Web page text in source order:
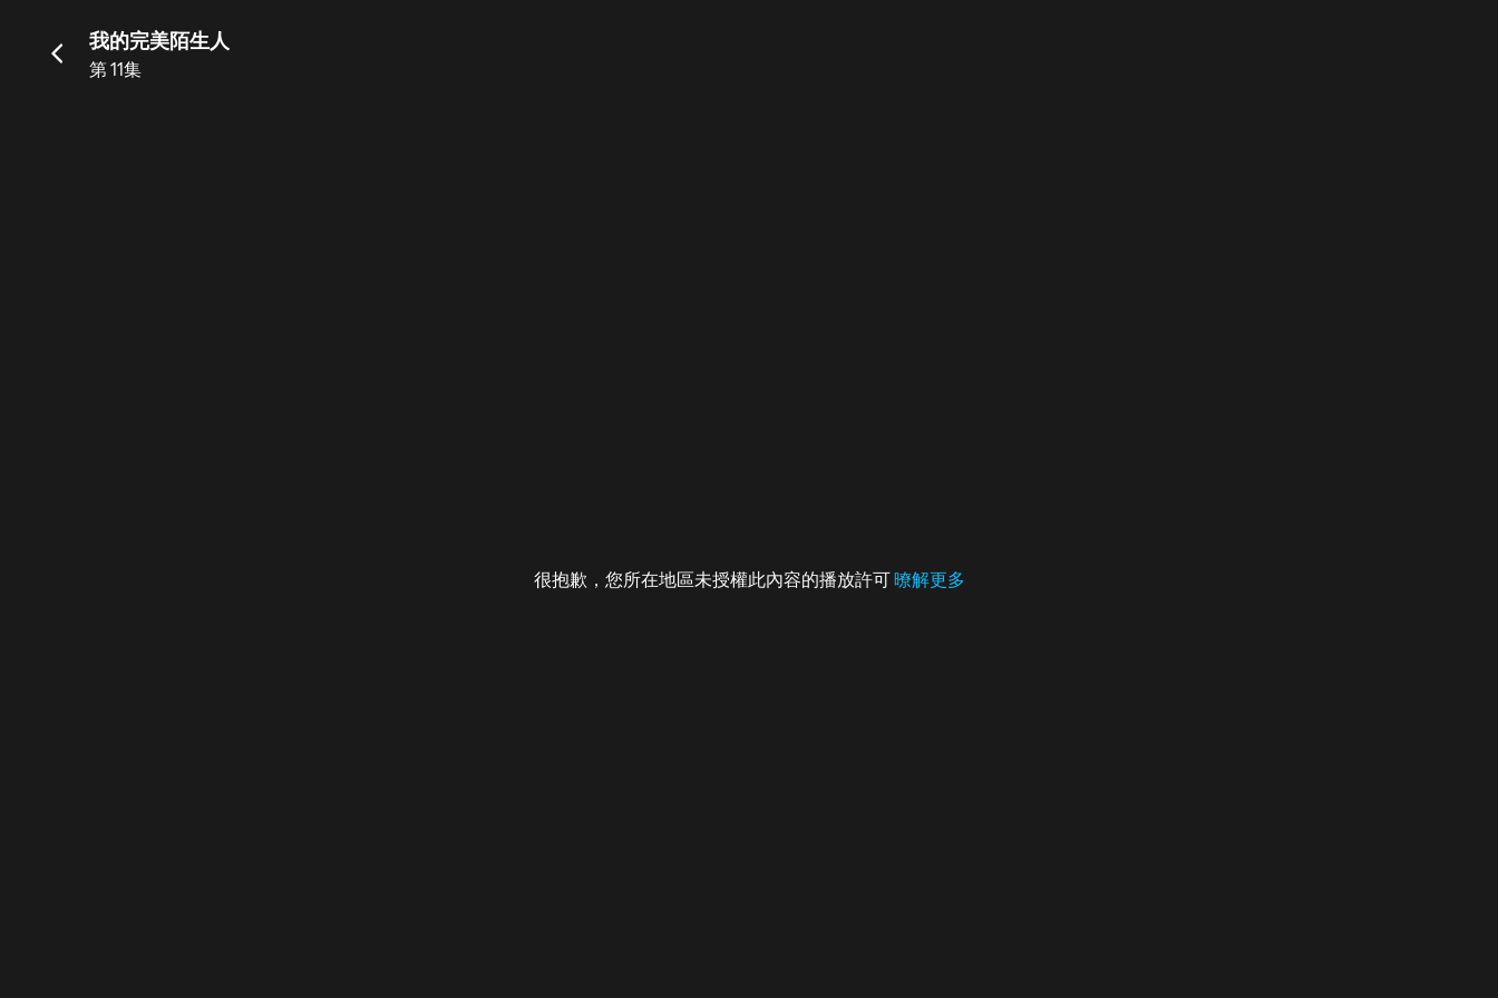
我的完美陌生人
第 11集
很抱歉，您所在地區未授權此內容的播放許可暸解更多